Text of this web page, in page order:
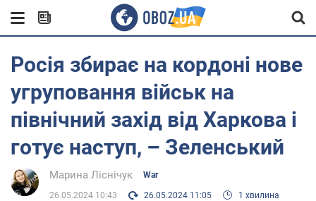
Росія збирає на кордоні нове
угруповання військ на
північний захід від Харкова і
готує наступ, – Зеленський
Марина Ліснічук War
26.05.2024 10:43 26.05.2024 11:05
1 хвилина